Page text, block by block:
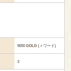
9000GOLD (＋ワード)
3